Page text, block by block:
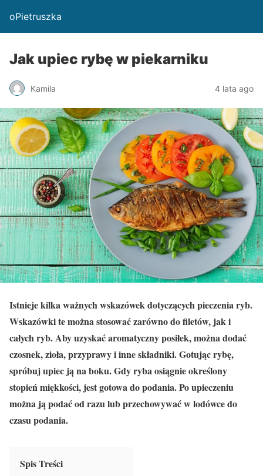
oPietruszka
Jak upiec rybę w piekarniku
Kamila 4 lata ago
Istnieje kilka ważnych wskazówek dotyczących pieczenia ryb.
Wskazówki te można stosować zarówno do filetów, jak i
całych ryb. Aby uzyskać aromatyczny posiłek, można dodać
czosnek, zioła, przyprawy i inne składniki. Gotując rybę,
spróbuj upiec ją na boku. Gdy ryba osiągnie określony
stopień miękkości, jest gotowa do podania. Po upieczeniu
można ją podać od razu lub przechowywać w lodówce do
czasu podania.
Spis Treści